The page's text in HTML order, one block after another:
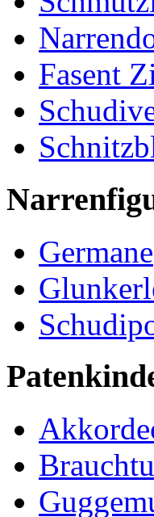
Fasent
Germane